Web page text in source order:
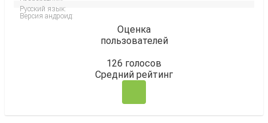
Разработчик:
Русский язык:
Версия андроид:
Оценка
пользователей
126 голосов
Средний рейтинг